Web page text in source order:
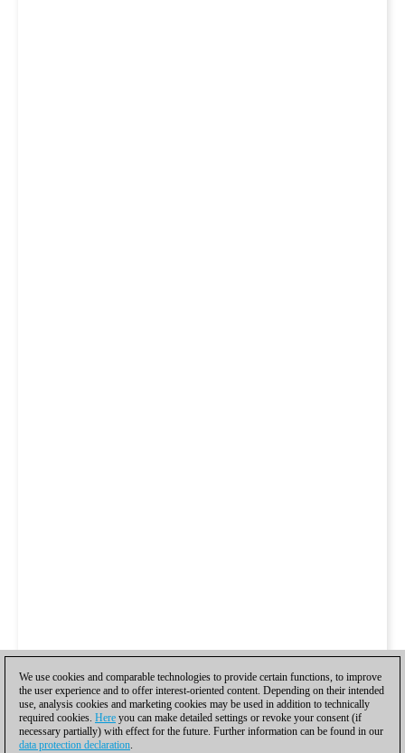
We use cookies and comparable technologies to provide certain functions, to improve
the user experience and to offer interest-oriented content. Depending on their intended
use, analysis cookies and marketing cookies may be used in addition to technically
required cookies. Here you can make detailed settings or revoke your consent (if
necessary partially) with effect for the future. Further information can be found in our
data protection declaration.